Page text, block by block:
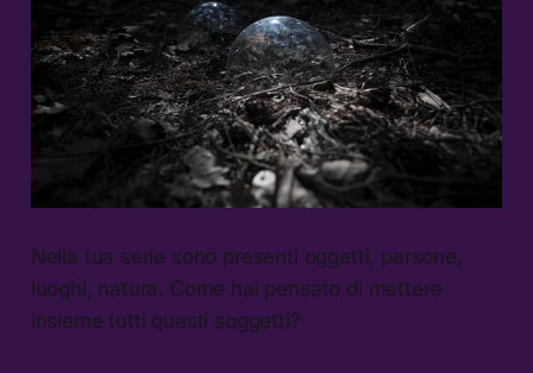
Nella tua serie sono presenti oggetti, persone,
luoghi, natura. Come hai pensato di mettere
insieme tutti questi soggetti?